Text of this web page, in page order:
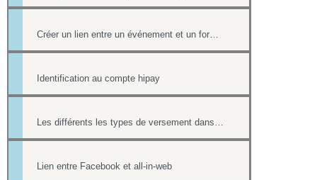
Identification au compte hipay
Lien entre Facebook et all-in-web